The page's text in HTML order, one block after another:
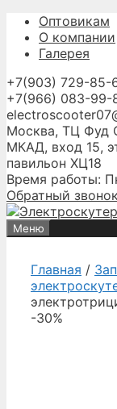
Перейти
содержимому
Оптовикам
О компании
Галерея
+7(903) 729-85-
+7(966) 083-99-
Москва, ТЦ Фуд
МКАД, вход 15,
павильон ХЦ18
Время работы:
Обратный звонок
Меню
Главная /
-30%